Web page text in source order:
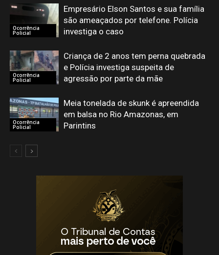
Ocorrência
Policial
Empresário Elson Santos e sua família
são ameaçados por telefone. Polícia
investiga o caso
Ocorrência
Policial
Criança de 2 anos tem perna quebrada
e Polícia investiga suspeita de
agressão por parte da mãe
Ocorrência
Policial
Meia tonelada de skunk é apreendida
em balsa no Rio Amazonas, em
Parintins